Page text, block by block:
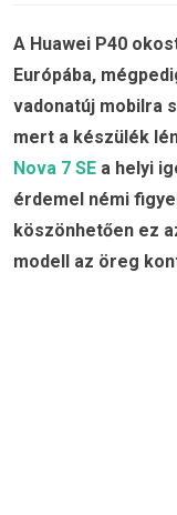
A Huawei P40
Európába,
vadonatúj mobilra
mert a készülék
Nova 7 SE a helyi
érdemel némi
köszönhetően ez
modell az öreg